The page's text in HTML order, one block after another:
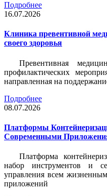
Подробнее
16.07.2026
Клиника превентивной
своего здоровья
Превентивная
профилактических
направленная на
Подробнее
08.07.2026
Платформы
Современными
Платформа
набор инструментов и
управления всем
приложений